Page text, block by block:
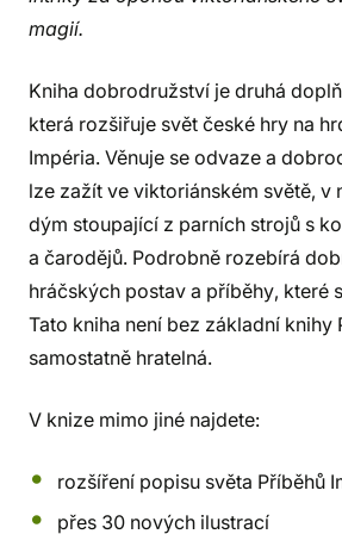
magií.
Kniha dobrodružství je druhá
která rozšiřuje svět české hry na
Impéria. Věnuje se odvaze a
lze zažít ve viktoriánském světě, v
dým stoupající z parních strojů s
a čarodějů. Podrobně rozebírá
hráčských postav a příběhy, které
Tato kniha není bez základní knihy
samostatně hratelná.
V knize mimo jiné najdete:
rozšíření popisu světa Příběhů
přes 30 nových ilustrací